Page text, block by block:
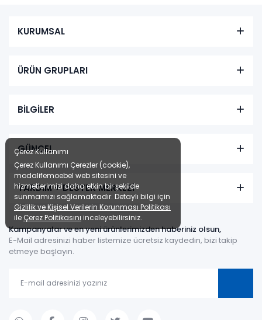
KURUMSAL
ÜRÜN GRUPLARI
BİLGİLER
GÜNCEL
YARDIM + DESTEK MERKEZİ
Kampanyalar ve en yeni ürünlerimizden haberiniz olsun,
E-Mail adresinizi haber listemize ücretsiz kaydedin, bizi takip
etmeye başlayın.
Çerez Kullanımı
Çerez Kullanımı Çerezler (cookie),
modalifemoebel web sitesini ve
hizmetlerimizi daha etkin bir şekilde
sunmamızı sağlamaktadır. Detaylı bilgi için
Gizlilik ve Kişisel Verilerin Korunması Politikası
ile Çerez Politikasını inceleyebilirsiniz.